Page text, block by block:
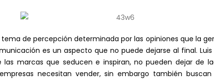
de percepción determinada por las opiniones que la
es un aspecto que no puede dejarse al final.
las marcas que seducen e inspiran, no pueden dejar de
necesitan vender, sin embargo también